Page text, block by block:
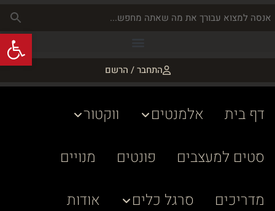
התחבר / הרשם
דף בית אלמנטים
ווקטור
סטים למעצבים
פונטים
מנויים
מדריכים
סרגל כלים
אודות